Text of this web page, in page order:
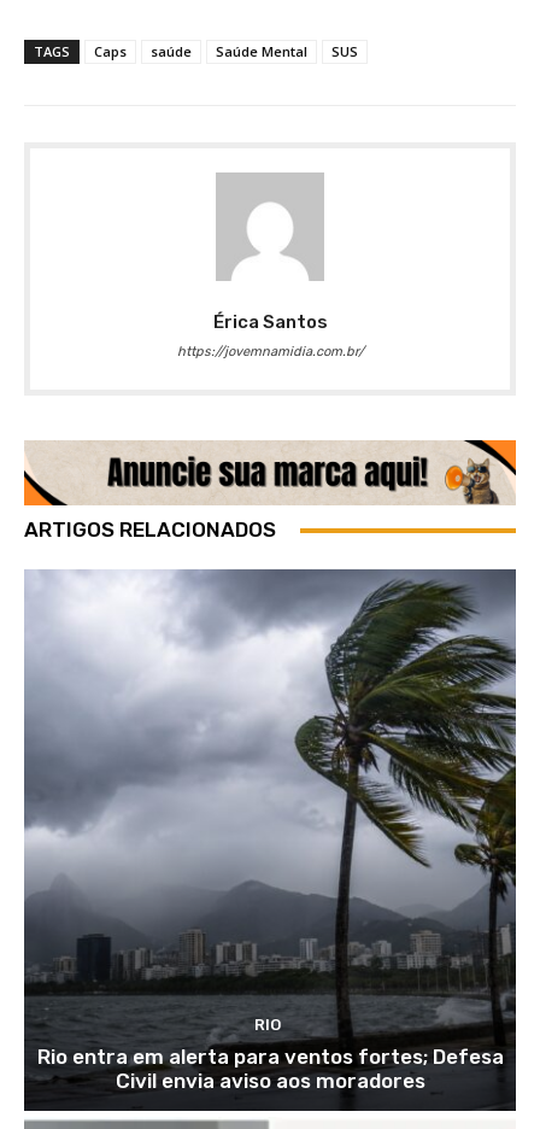
TAGS Caps saúde Saúde Mental SUS
Érica Santos
https://jovemnamidia.com.br/
ARTIGOS RELACIONADOS
RIO
Rio entra em alerta para ventos fortes; Defesa
Civil envia aviso aos moradores